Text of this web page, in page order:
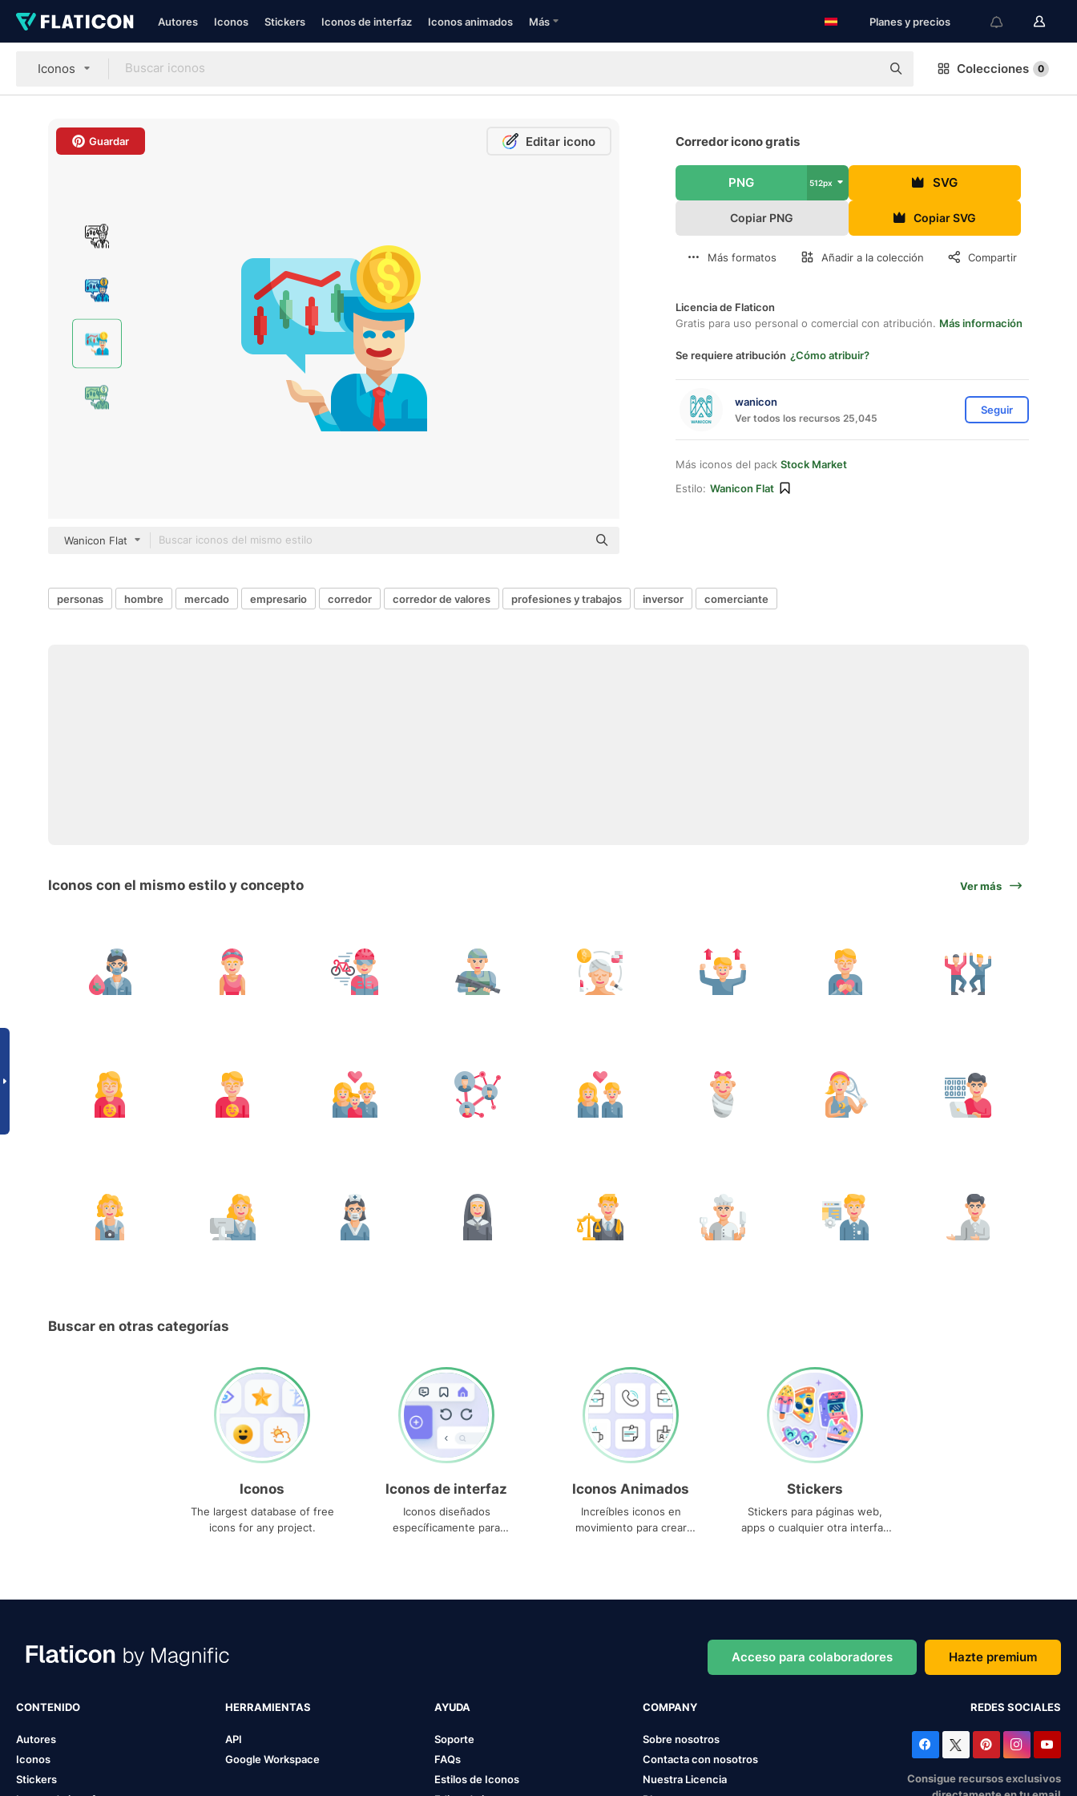
Autores Iconos Stickers Iconos de interfaz Iconos animados Más Planes y precios
Iconos Colecciones 0
Guardar Editar icono
Wanicon Flat
Corredor icono gratis
PNG 512px SVG
Copiar PNG Copiar SVG
Más formatos Añadir a la colección Compartir
Licencia de Flaticon
Gratis para uso personal o comercial con atribución. Más información
Se requiere atribución ¿Cómo atribuir?
wanicon
Ver todos los recursos 25,045
Seguir
Más iconos del pack Stock Market
Estilo: Wanicon Flat
personas hombre mercado empresario corredor corredor de valores profesiones y trabajos inversor comerciante
Iconos con el mismo estilo y concepto Ver más
Buscar en otras categorías
Iconos
The largest database of free
icons for any project.
Iconos de interfaz
Iconos diseñados
específicamente para
Iconos Animados
Increíbles iconos en
movimiento para crear
Stickers
Stickers para páginas web,
apps o cualquier otra interfaz
Acceso para colaboradores Hazte premium
CONTENIDO
Autores
Iconos
Stickers
HERRAMIENTAS
API
Google Workspace
AYUDA
Soporte
FAQs
Estilos de Iconos
COMPANY
Sobre nosotros
Contacta con nosotros
Nuestra Licencia
REDES SOCIALES
Consigue recursos exclusivos